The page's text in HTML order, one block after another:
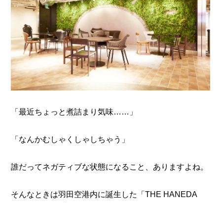
「最近ちょっと煮詰まり気味……」
「なんかむしゃくしゃしちゃう」
誰だってネガティブな状態になること、ありますよね。
そんなときは羽田空港内に誕生した「THE HANEDA